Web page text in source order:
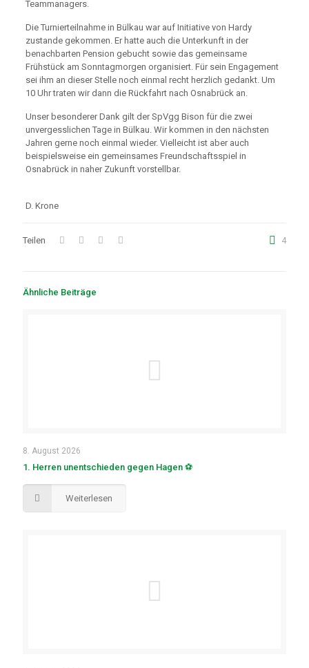
Teammanagers.
Die Turnierteilnahme in Bülkau war auf Initiative von Hardy
zustande gekommen. Er hatte auch die Unterkunft in der
benachbarten Pension gebucht sowie das gemeinsame
Frühstück am Sonntagmorgen organisiert. Für sein Engagement
sei ihm an dieser Stelle noch einmal recht herzlich gedankt. Um
10 Uhr traten wir dann die Rückfahrt nach Osnabrück an.
Unser besonderer Dank gilt der SpVgg Bison für die zwei
unvergesslichen Tage in Bülkau. Wir kommen in den nächsten
Jahren gerne noch einmal wieder. Vielleicht ist aber auch
beispielsweise ein gemeinsames Freundschaftsspiel in
Osnabrück in naher Zukunft vorstellbar.
D. Krone
Teilen 4
Ähnliche Beiträge
8. August 2026
1. Herren unentschieden gegen Hagen ⚽
Weiterlesen